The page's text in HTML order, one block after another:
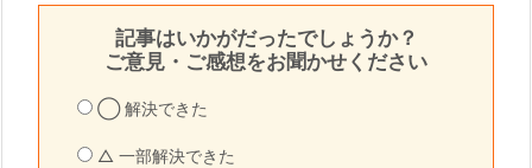
記事はいかがだったでしょうか？
ご意見・ご感想をお聞かせください
◯ 解決できた
△ 一部解決できた